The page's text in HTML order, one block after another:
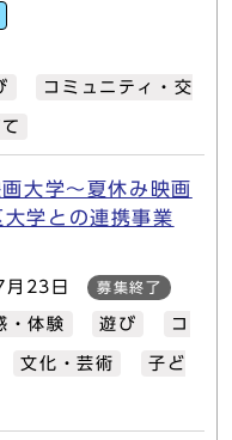
コミュニティ・交
大学～夏休み映画
学との連携事業
月23日 募集終了
・体験 遊び コ
文化・芸術 子ど